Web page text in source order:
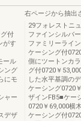
付
がす
ール
ング
にモ
ャー
デザ
右ページから抽出
29フォレストニ
ファインシルバ
ファミリーライ
ケーシング付
側にツートンカ
グ付0720￥
した水平基調の
ケーシング0720
ザインFB5■ケー
0720￥69,000横
ケーシング付